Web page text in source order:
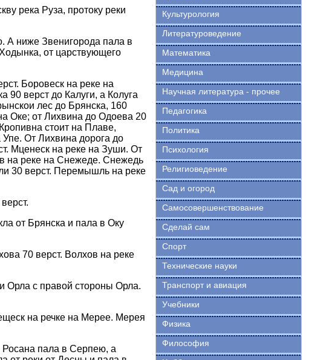
река Руза, протоку реки
А ниже Звенигорода пала в
от царствующего
Боровеск на реке на
90 верст до Калуги, а Колуга
лес до Брянска, 160
Оке; от Лихвина до Одоева 20
стоит на Плаве,
От Лихвина дорога до
Мценеск на реке на Зуши. От
на реке на Снежеде. Снежедь
30 верст. Перемышль на реке
от Брянска и пала в Оку
70 верст. Волхов на реке
Орла с правой стороны Орла.
на речке на Мерее. Мерея
Росана пала в Серпею, а
Культурология
Литературоведение
Математика
Медицина
Научная литература - прочее
Педагогика
Политика
Психология
Религиоведение
Сад и огород
Самосовершенствование
Сделай сам
Спорт
Технические науки
Транспорт и авиация
Учебники
Физика
Философия